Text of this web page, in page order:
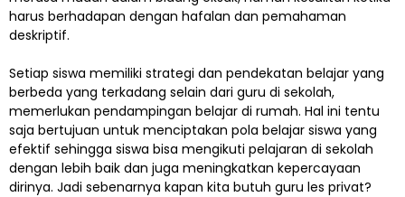
harus berhadapan dengan hafalan dan pemahaman
deskriptif.
Setiap siswa memiliki strategi dan pendekatan belajar yang
berbeda yang terkadang selain dari guru di sekolah,
memerlukan pendampingan belajar di rumah. Hal ini tentu
saja bertujuan untuk menciptakan pola belajar siswa yang
efektif sehingga siswa bisa mengikuti pelajaran di sekolah
dengan lebih baik dan juga meningkatkan kepercayaan
dirinya. Jadi sebenarnya kapan kita butuh guru les privat?